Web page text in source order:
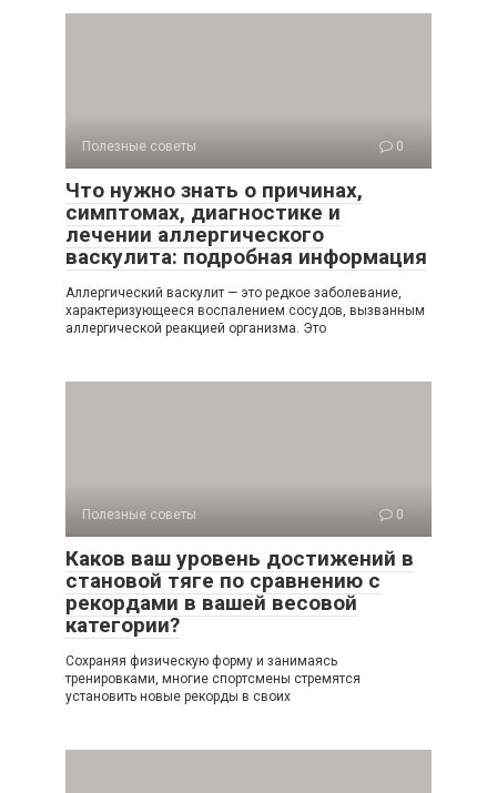
Полезные советы 0
Что нужно знать о причинах,
симптомах, диагностике и
лечении аллергического
васкулита: подробная информация
Аллергический васкулит — это редкое заболевание,
характеризующееся воспалением сосудов, вызванным
аллергической реакцией организма. Это
Полезные советы 0
Каков ваш уровень достижений в
становой тяге по сравнению с
рекордами в вашей весовой
категории?
Сохраняя физическую форму и занимаясь
тренировками, многие спортсмены стремятся
установить новые рекорды в своих